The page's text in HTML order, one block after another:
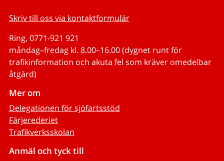
Skriv till oss via kontaktformulär
Ring, 0771-921 921
måndag–fredag kl. 8.00–16.00 (dygnet runt för
trafikinformation och akuta fel som kräver omedelbar
åtgärd)
Mer om
Delegationen för sjöfartsstöd
Färjerederiet
Trafikverksskolan
Anmäl och tyck till